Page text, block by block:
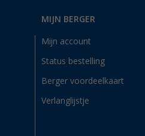
MIJN BERGER
Mijn account
Status bestelling
Berger voordeelkaart
Verlanglijstje